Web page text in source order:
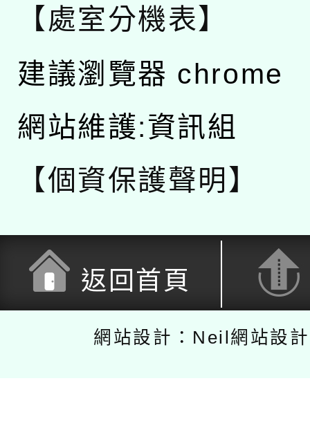
【處室分機表】
建議瀏覽器 chrome
網站維護:資訊組
【個資保護聲明】
返回首頁
網站設計：Neil網站設